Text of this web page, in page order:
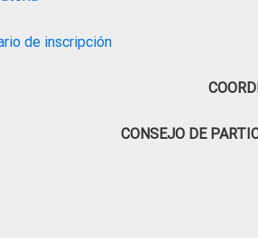
de inscripción
CONSEJO DE